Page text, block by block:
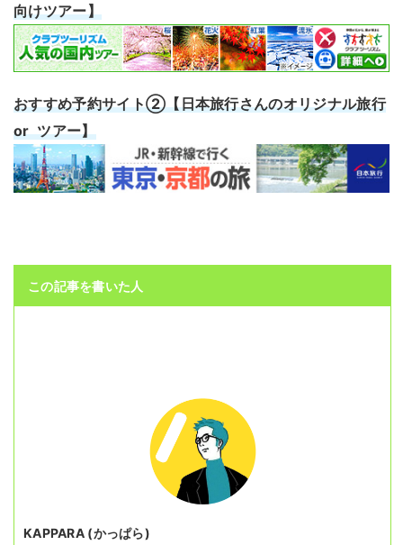
向けツアー】
おすすめ予約サイト②【日本旅行さんのオリジナル旅行
or ツアー】
この記事を書いた人
KAPPARA (かっぱら)